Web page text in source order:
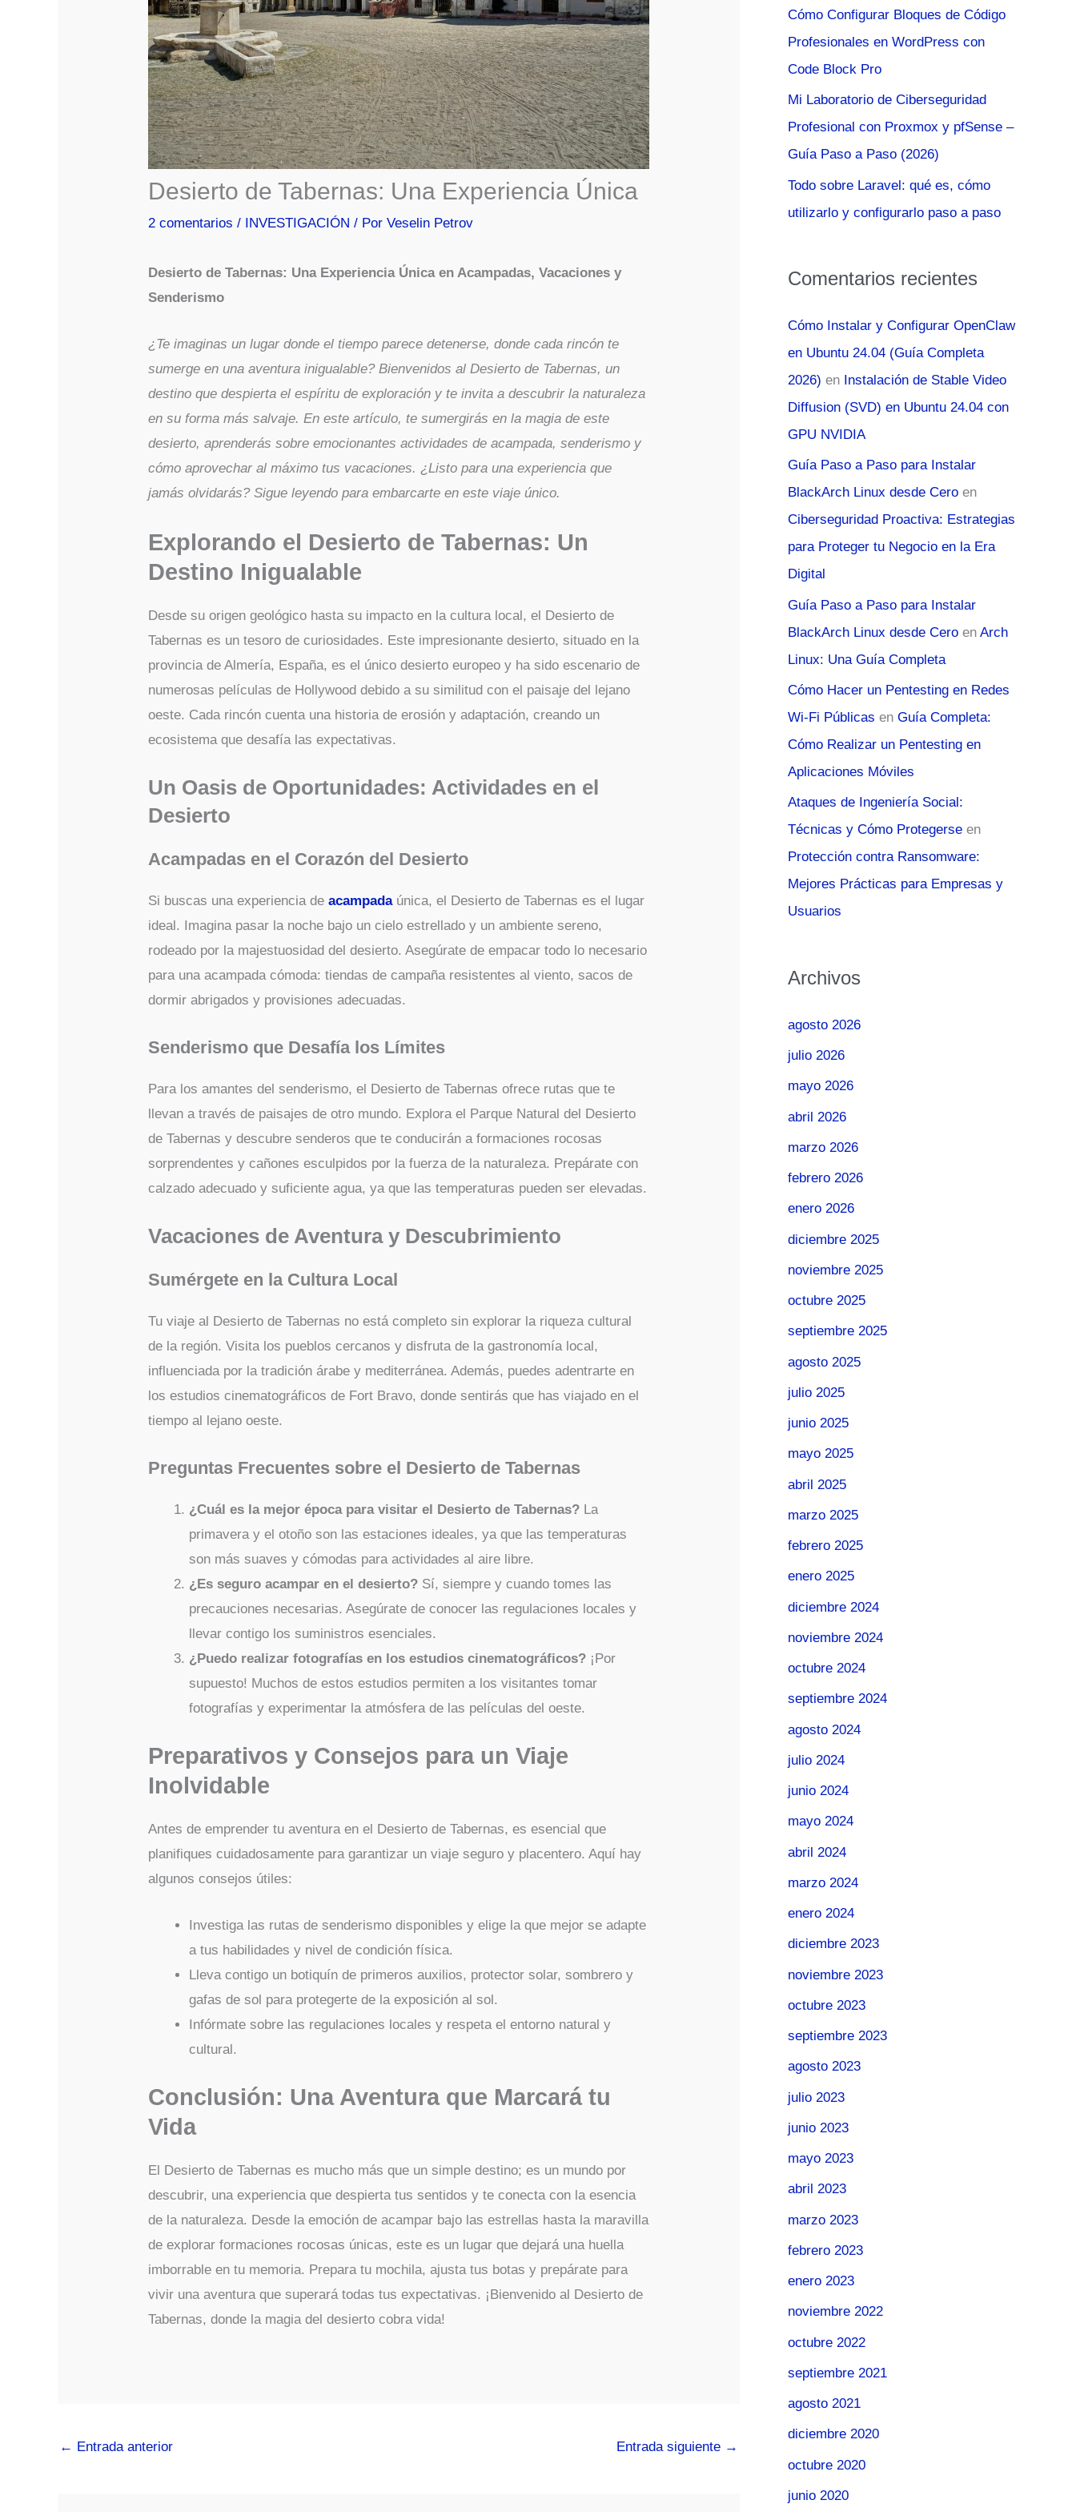
Desierto de Tabernas: Una Experiencia Única
2 comentarios / INVESTIGACIÓN / PorVeselin Petrov
Desierto de Tabernas: Una Experiencia Única en Acampadas, Vacaciones y
Senderismo
¿Te imaginas un lugar donde el tiempo parece detenerse, donde cada rincón te
sumerge en una aventura inigualable? Bienvenidos al Desierto de Tabernas, un
destino que despierta el espíritu de exploración y te invita a descubrir la naturaleza
en su forma más salvaje. En este artículo, te sumergirás en la magia de este
desierto, aprenderás sobre emocionantes actividades de acampada, senderismo y
cómo aprovechar al máximo tus vacaciones. ¿Listo para una experiencia que
jamás olvidarás? Sigue leyendo para embarcarte en este viaje único.
Explorando el Desierto de Tabernas: Un
Destino Inigualable
Desde su origen geológico hasta su impacto en la cultura local, el Desierto de
Tabernas es un tesoro de curiosidades. Este impresionante desierto, situado en la
provincia de Almería, España, es el único desierto europeo y ha sido escenario de
numerosas películas de Hollywood debido a su similitud con el paisaje del lejano
oeste. Cada rincón cuenta una historia de erosión y adaptación, creando un
ecosistema que desafía las expectativas.
Un Oasis de Oportunidades: Actividades en el
Desierto
Acampadas en el Corazón del Desierto
Si buscas una experiencia deacampadaúnica, el Desierto de Tabernas es el lugar
ideal. Imagina pasar la noche bajo un cielo estrellado y un ambiente sereno,
rodeado por la majestuosidad del desierto. Asegúrate de empacar todo lo necesario
para una acampada cómoda: tiendas de campaña resistentes al viento, sacos de
dormir abrigados y provisiones adecuadas.
Senderismo que Desafía los Límites
Para los amantes del senderismo, el Desierto de Tabernas ofrece rutas que te
llevan a través de paisajes de otro mundo. Explora el Parque Natural del Desierto
de Tabernas y descubre senderos que te conducirán a formaciones rocosas
sorprendentes y cañones esculpidos por la fuerza de la naturaleza. Prepárate con
calzado adecuado y suficiente agua, ya que las temperaturas pueden ser elevadas.
Vacaciones de Aventura y Descubrimiento
Sumérgete en la Cultura Local
Tu viaje al Desierto de Tabernas no está completo sin explorar la riqueza cultural
de la región. Visita los pueblos cercanos y disfruta de la gastronomía local,
influenciada por la tradición árabe y mediterránea. Además, puedes adentrarte en
los estudios cinematográficos de Fort Bravo, donde sentirás que has viajado en el
tiempo al lejano oeste.
Preguntas Frecuentes sobre el Desierto de Tabernas
¿Cuál es la mejor época para visitar el Desierto de Tabernas? La
primavera y el otoño son las estaciones ideales, ya que las temperaturas
son más suaves y cómodas para actividades al aire libre.
¿Es seguro acampar en el desierto? Sí, siempre y cuando tomes las
precauciones necesarias. Asegúrate de conocer las regulaciones locales y
llevar contigo los suministros esenciales.
¿Puedo realizar fotografías en los estudios cinematográficos? ¡Por
supuesto! Muchos de estos estudios permiten a los visitantes tomar
fotografías y experimentar la atmósfera de las películas del oeste.
Preparativos y Consejos para un Viaje
Inolvidable
Antes de emprender tu aventura en el Desierto de Tabernas, es esencial que
planifiques cuidadosamente para garantizar un viaje seguro y placentero. Aquí hay
algunos consejos útiles:
Investiga las rutas de senderismo disponibles y elige la que mejor se adapte
a tus habilidades y nivel de condición física.
Lleva contigo un botiquín de primeros auxilios, protector solar, sombrero y
gafas de sol para protegerte de la exposición al sol.
Infórmate sobre las regulaciones locales y respeta el entorno natural y
cultural.
Conclusión: Una Aventura que Marcará tu
Vida
El Desierto de Tabernas es mucho más que un simple destino; es un mundo por
descubrir, una experiencia que despierta tus sentidos y te conecta con la esencia
de la naturaleza. Desde la emoción de acampar bajo las estrellas hasta la maravilla
de explorar formaciones rocosas únicas, este es un lugar que dejará una huella
imborrable en tu memoria. Prepara tu mochila, ajusta tus botas y prepárate para
vivir una aventura que superará todas tus expectativas. ¡Bienvenido al Desierto de
Tabernas, donde la magia del desierto cobra vida!
← Entrada anterior Entrada siguiente →
:
Cómo Configurar Bloques de Código
Profesionales en WordPress con
Code Block Pro
Mi Laboratorio de Ciberseguridad
Profesional con Proxmox y pfSense –
Guía Paso a Paso (2026)
Todo sobre Laravel: qué es, cómo
utilizarlo y configurarlo paso a paso
Comentarios recientes
Cómo Instalar y Configurar OpenClaw
en Ubuntu 24.04 (Guía Completa
2026) en Instalación de Stable Video
Diffusion (SVD) en Ubuntu 24.04 con
GPU NVIDIA
Guía Paso a Paso para Instalar
BlackArch Linux desde Cero en
Ciberseguridad Proactiva: Estrategias
para Proteger tu Negocio en la Era
Digital
Guía Paso a Paso para Instalar
BlackArch Linux desde Cero en Arch
Linux: Una Guía Completa
Cómo Hacer un Pentesting en Redes
Wi-Fi Públicas en Guía Completa:
Cómo Realizar un Pentesting en
Aplicaciones Móviles
Ataques de Ingeniería Social:
Técnicas y Cómo Protegerse en
Protección contra Ransomware:
Mejores Prácticas para Empresas y
Usuarios
Archivos
agosto 2026
julio 2026
mayo 2026
abril 2026
marzo 2026
febrero 2026
enero 2026
diciembre 2025
noviembre 2025
octubre 2025
septiembre 2025
agosto 2025
julio 2025
junio 2025
mayo 2025
abril 2025
marzo 2025
febrero 2025
enero 2025
diciembre 2024
noviembre 2024
octubre 2024
septiembre 2024
agosto 2024
julio 2024
junio 2024
mayo 2024
abril 2024
marzo 2024
enero 2024
diciembre 2023
noviembre 2023
octubre 2023
septiembre 2023
agosto 2023
julio 2023
junio 2023
mayo 2023
abril 2023
marzo 2023
febrero 2023
enero 2023
noviembre 2022
octubre 2022
septiembre 2021
agosto 2021
diciembre 2020
octubre 2020
junio 2020